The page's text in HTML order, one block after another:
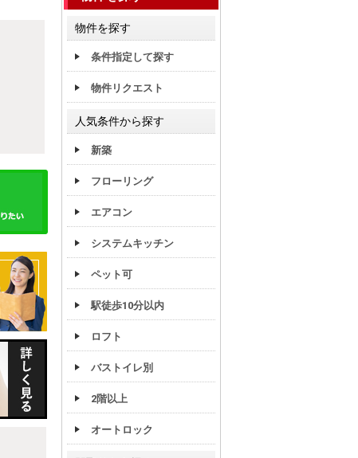
物件を探す
条件指定して探す
物件リクエスト
人気条件から探す
新築
フローリング
エアコン
システムキッチン
ペット可
駅徒歩10分以内
ロフト
バストイレ別
2階以上
オートロック